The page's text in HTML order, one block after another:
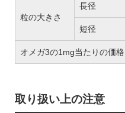
粒の大きさ
長径
短径
オメガ3の1mg当たりの価格
取り扱い上の注意